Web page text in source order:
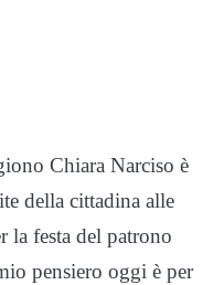
Chiara Narciso è
della cittadina alle
la festa del patrono
pensiero oggi è per